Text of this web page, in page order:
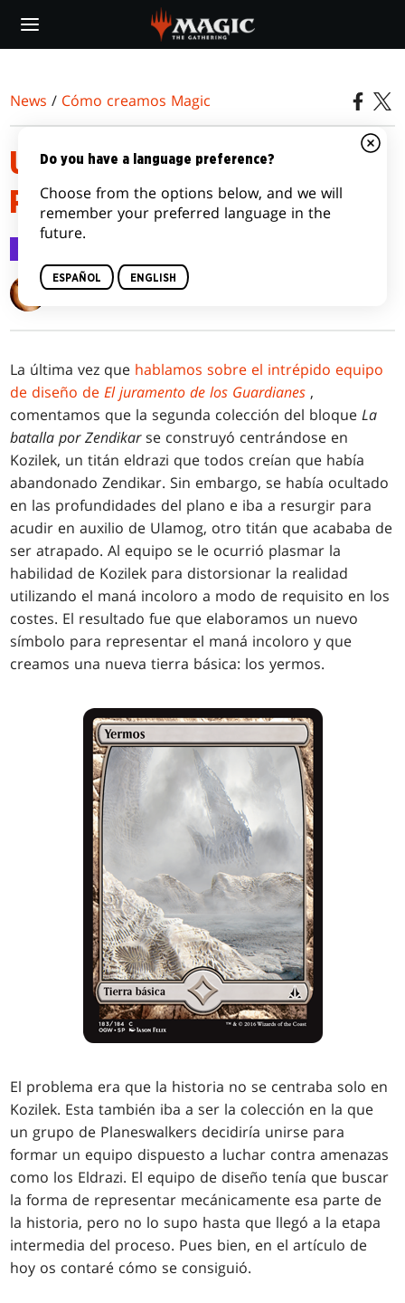
main
News / Cómo creamos Magic
UN JURAMENTO SOLEMNE,
PARTE 2
Mark Rosewater
La última vez que hablamos sobre el intrépido equipo
de diseño deEl juramento de los Guardianes ,
comentamos que la segunda colección del bloqueLa
batalla por Zendikarse construyó centrándose en
Kozilek, un titán eldrazi que todos creían que había
abandonado Zendikar. Sin embargo, se había ocultado
en las profundidades del plano e iba a resurgir para
acudir en auxilio de Ulamog, otro titán que acababa de
ser atrapado. Al equipo se le ocurrió plasmar la
habilidad de Kozilek para distorsionar la realidad
utilizando el maná incoloro a modo de requisito en los
costes. El resultado fue que elaboramos un nuevo
símbolo para representar el maná incoloro y que
creamos una nueva tierra básica: los yermos.
El problema era que la historia no se centraba solo en
Kozilek. Esta también iba a ser la colección en la que
un grupo de Planeswalkers decidiría unirse para
formar un equipo dispuesto a luchar contra amenazas
como los Eldrazi. El equipo de diseño tenía que buscar
la forma de representar mecánicamente esa parte de
la historia, pero no lo supo hasta que llegó a la etapa
intermedia del proceso. Pues bien, en el artículo de
hoy os contaré cómo se consiguió.
Do you have a language preference?
Choose from the options below, and we will
remember your preferred language in the
future.
ESPAÑOL ENGLISH